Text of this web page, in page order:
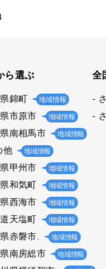
ら選ぶ
錦町 地域情報
市原市 地域情報
南相馬市 地域情報
他 地域情報
甲州市 地域情報
和気町 地域情報
西海市 地域情報
天塩町 地域情報
赤磐市. 地域情報
南房総市 地域情報
全